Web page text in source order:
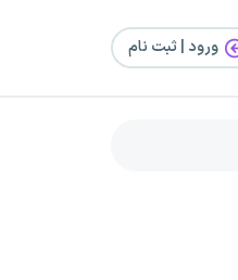
ورود | ثبت‌ نام